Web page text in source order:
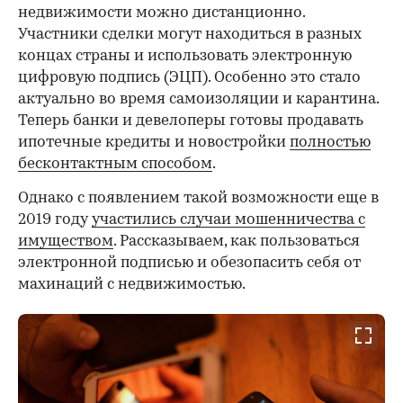
недвижимости можно дистанционно.
Участники сделки могут находиться в разных
концах страны и использовать электронную
цифровую подпись (ЭЦП). Особенно это стало
актуально во время самоизоляции и карантина.
Теперь банки и девелоперы готовы продавать
ипотечные кредиты и новостройки полностью
бесконтактным способом.
Однако с появлением такой возможности еще в
2019 годуучастились случаи мошенничества с
имуществом. Рассказываем, как пользоваться
электронной подписью и обезопасить себя от
махинаций с недвижимостью.